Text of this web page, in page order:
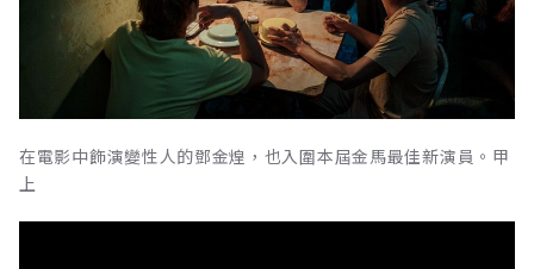
在電影中飾演變性人的鄧金煌，也入圍本屆金馬最佳新演員。甲
上